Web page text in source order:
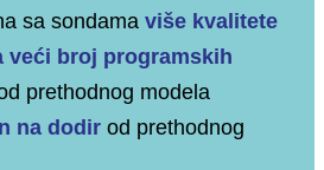
sa sondama više kvalitete
veći broj programskih
prethodnog modela
na dodir od prethodnog